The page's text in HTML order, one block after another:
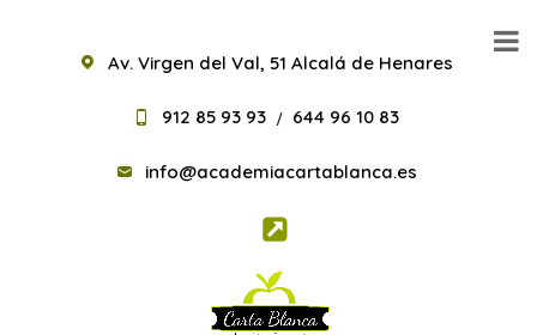
Av. Virgen del Val, 51 Alcalá de Henares
912 85 93 93 / 644 96 10 83
info@academiacartablanca.es